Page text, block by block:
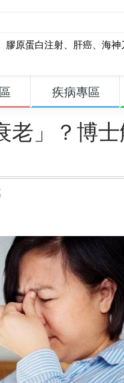
膠原蛋白注射、 肝癌、 海神
疾病專區
老」？博